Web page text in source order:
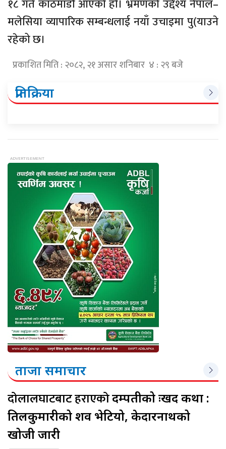
१८ गते काठमाडौँ आएको हो। भ्रमणको उद्देश्य नेपाल–
मलेसिया व्यापारिक सम्बन्धलाई नयाँ उचाइमा पु(याउने
रहेको छ।
प्रकाशित मिति : २०८२, २१ असार शनिबार ४ : २९ बजे
प्रतिक्रिया
ताजा समाचार
दोलालघाटबाट हराएकोदम्पतीको दुःखद कथा :
तिलकुमारीको शव भेटियो, केदारनाथको
खोजी जारी